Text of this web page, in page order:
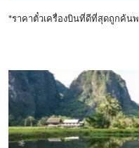
*ราคาตั๋วเครื่องบินที่ดีที่สุดถูกค้น